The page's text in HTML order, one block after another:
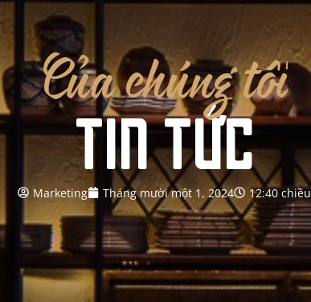
Của chúng tôi
TIN TỨC
Marketing Tháng mười một 1, 2024 12:40 chiều